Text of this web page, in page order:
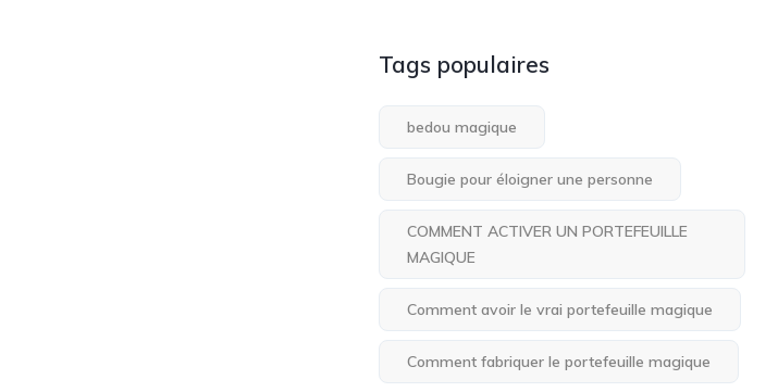
Tags populaires
bedou magique
Bougie pour éloigner une personne
COMMENT ACTIVER UN PORTEFEUILLE
MAGIQUE
Comment avoir le vrai portefeuille magique
Comment fabriquer le portefeuille magique